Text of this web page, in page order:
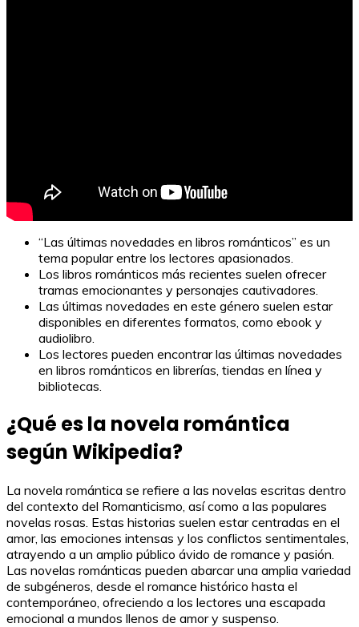
“Las últimas novedades en libros románticos” es un
tema popular entre los lectores apasionados.
Los libros románticos más recientes suelen ofrecer
tramas emocionantes y personajes cautivadores.
Las últimas novedades en este género suelen estar
disponibles en diferentes formatos, como ebook y
audiolibro.
Los lectores pueden encontrar las últimas novedades
en libros románticos en librerías, tiendas en línea y
bibliotecas.
¿Qué es la novela romántica
según Wikipedia?
La novela romántica se refiere a las novelas escritas dentro
del contexto del Romanticismo, así como a las populares
novelas rosas. Estas historias suelen estar centradas en el
amor, las emociones intensas y los conflictos sentimentales,
atrayendo a un amplio público ávido de romance y pasión.
Las novelas románticas pueden abarcar una amplia variedad
de subgéneros, desde el romance histórico hasta el
contemporáneo, ofreciendo a los lectores una escapada
emocional a mundos llenos de amor y suspenso.